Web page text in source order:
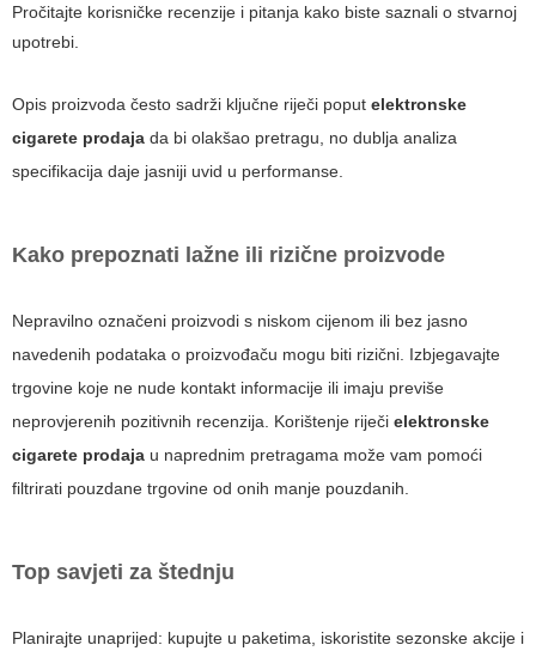
Pročitajte korisničke recenzije i pitanja kako biste saznali o stvarnoj
upotrebi.
Opis proizvoda često sadrži ključne riječi poput elektronske
cigarete prodaja da bi olakšao pretragu, no dublja analiza
specifikacija daje jasniji uvid u performanse.
Kako prepoznati lažne ili rizične proizvode
Nepravilno označeni proizvodi s niskom cijenom ili bez jasno
navedenih podataka o proizvođaču mogu biti rizični. Izbjegavajte
trgovine koje ne nude kontakt informacije ili imaju previše
neprovjerenih pozitivnih recenzija. Korištenje riječi elektronske
cigarete prodaja u naprednim pretragama može vam pomoći
filtrirati pouzdane trgovine od onih manje pouzdanih.
Top savjeti za štednju
Planirajte unaprijed: kupujte u paketima, iskoristite sezonske akcije i